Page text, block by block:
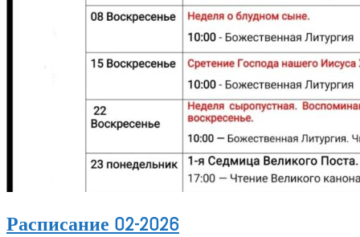
Расписание 02-2026